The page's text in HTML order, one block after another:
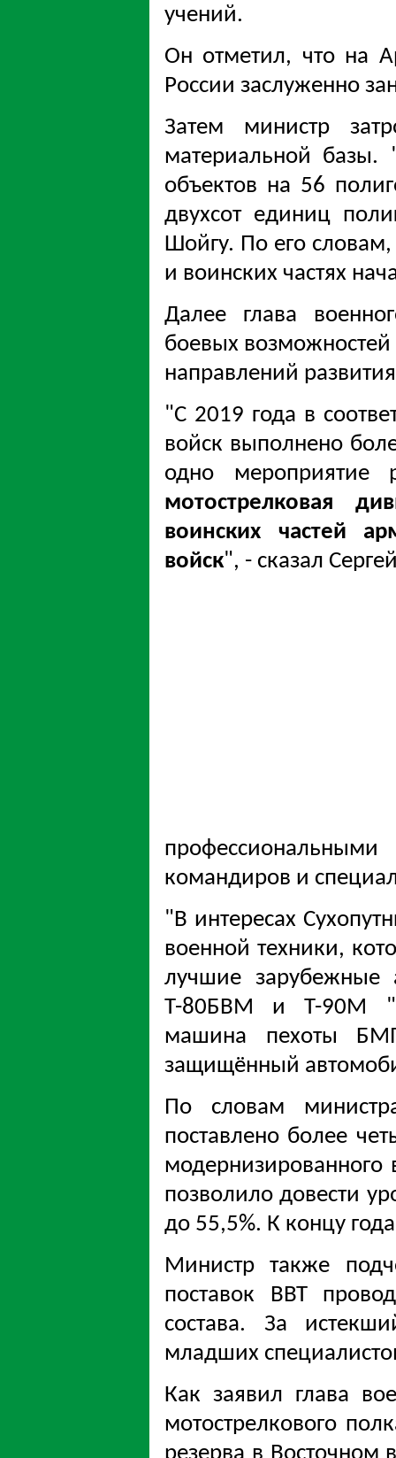
учений.
Он отметил, что на
России заслуженно
Затем министр
материальной базы.
объектов на 56
двухсот единиц
Шойгу. По его
и воинских частях
Далее глава
боевых возможностей
направлений
"С 2019 года в
войск выполнено
одно
мотострелковая
воинских частей
войск", - сказал
командиров и
"В интересах
военной техники,
лучшие зарубежные
Т-80БВМ и Т-90М
машина пехоты
защищённый
По словам
поставлено более
позволило довести
до 55,5%. К концу
Министр также
поставок ВВТ
состава. За
младших
Как заявил глава
мотострелкового